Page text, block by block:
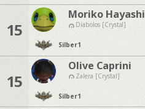
15
Moriko Hayashi
Diabolos [Crystal]
Silber1
15
Olive Caprini
Zalera [Crystal]
Silber1